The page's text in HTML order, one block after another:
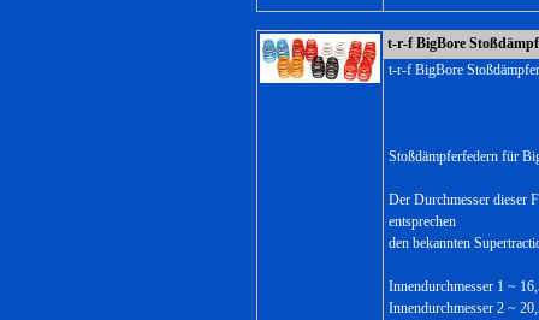
t-r-f BigBore
t-r-f BigBore
Stoßdämpferfedern für
Der Durchmesser dieser
entsprechen
den bekannten
Innendurchmesser 1 ~
Innendurchmesser 2 ~